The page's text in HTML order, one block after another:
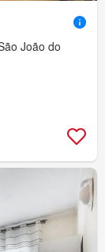
João do